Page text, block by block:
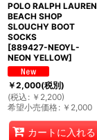
POLO RALPH LAUREN
BEACH SHOP
SLOUCHY BOOT
SOCKS
[889427-NEOYL-
NEON YELLOW]
￥2,000(税別)
(税込 : ￥ 2,200)
希望小売価格: ￥ 2,000
カートに入れる